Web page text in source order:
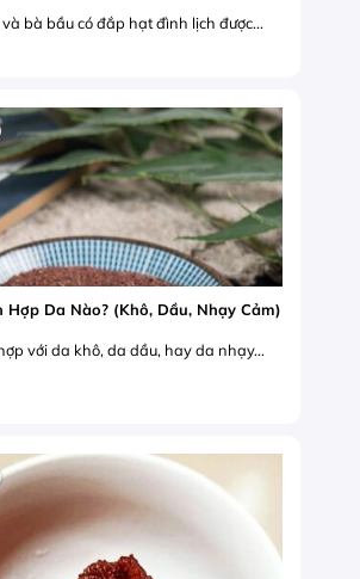
bà bầu có đắp hạt đình lịch được...
Hợp Da Nào? (Khô, Dầu, Nhạy Cảm)
với da khô, da dầu, hay da nhạy...